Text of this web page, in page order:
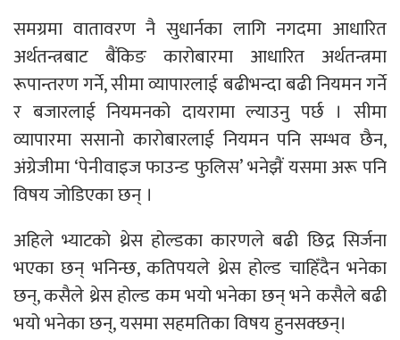
समग्रमा वातावरण नै सुधार्नका लागि नगदमा आधारित
अर्थतन्त्रबाट बैंकिङ कारोबारमा आधारित अर्थतन्त्रमा
रूपान्तरण गर्ने, सीमा व्यापारलाई बढीभन्दा बढी नियमन गर्ने
र बजारलाई नियमनको दायरामा ल्याउनु पर्छ । सीमा
व्यापारमा ससानो कारोबारलाई नियमन पनि सम्भव छैन,
अंग्रेजीमा ‘पेनीवाइज फाउन्ड फुलिस’ भनेझैं यसमा अरू पनि
विषय जोडिएका छन् ।
अहिले भ्याटको थ्रेस होल्डका कारणले बढी छिद्र सिर्जना
भएका छन् भनिन्छ, कतिपयले थ्रेस होल्ड चाहिँदैन भनेका
छन्, कसैले थ्रेस होल्ड कम भयो भनेका छन् भने कसैले बढी
भयो भनेका छन्, यसमा सहमतिका विषय हुनसक्छन्।